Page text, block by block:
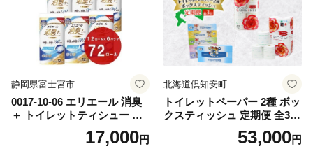
静岡県富士宮市
0017-10-06 エリエール 消臭
＋ トイレットティシュー し
っかり香るフレッシュクリア
の香り ダブル 12ロール×6パ
17,000円
北海道倶知安町
トイレットペーパー 2種 ボッ
クスティッシュ 定期便 全3
回 日本製 まとめ買い 防災
常備品 日用雑貨 消耗品 生活
53,000円